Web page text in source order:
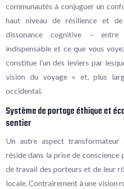
communautés à conjuguer un
haut niveau de résilience et
dissonance cognitive –
indispensable et ce que vous
constitue l’un des leviers par
vision du voyage » et, plus
occidental.
Système de portage éthique et
sentier
Un autre aspect transformateur
réside dans la prise de conscience
de travail des porteurs et de leur
locale. Contrairement à une vision